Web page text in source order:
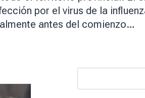
por el virus de la
antes del comienzo…